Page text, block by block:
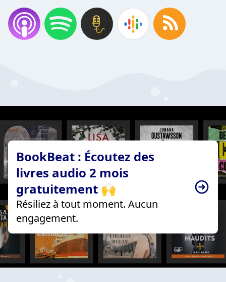
BookBeat : Écoutez des
livres audio 2 mois
gratuitement 🙌
Résiliez à tout moment. Aucun
engagement.